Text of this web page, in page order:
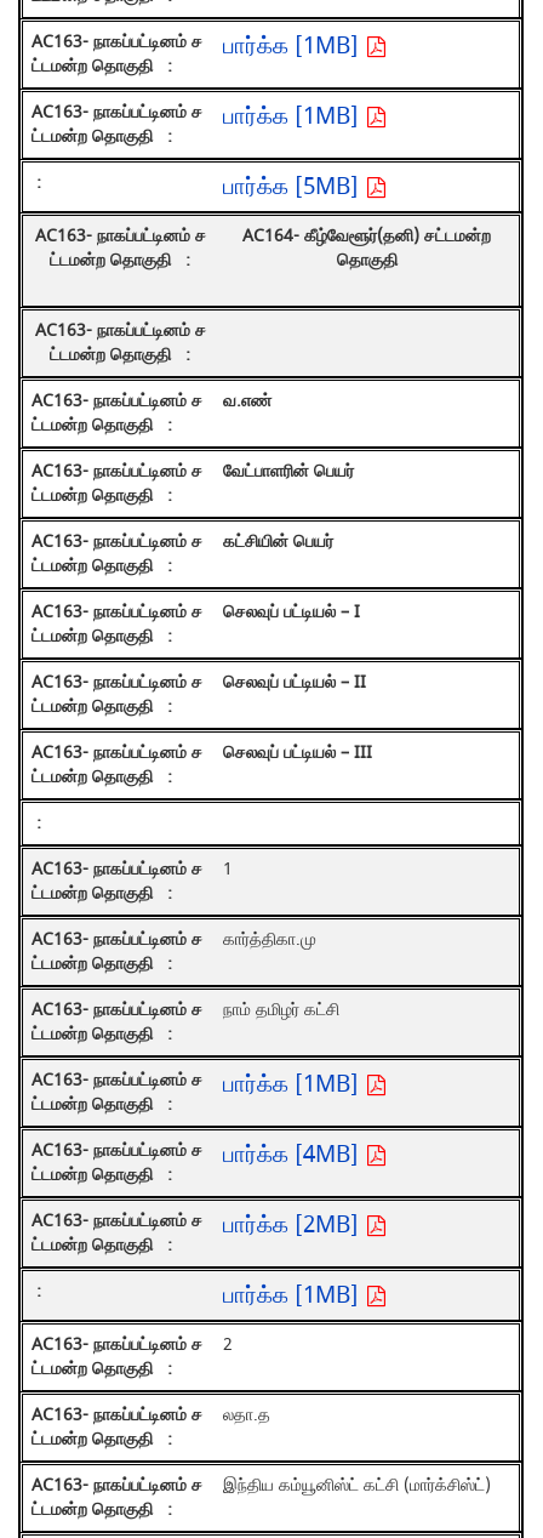
பார்க்க [1MB]
பார்க்க [1MB]
பார்க்க [5MB]
AC164- கீழ்வேளூர்(தனி) சட்டமன்ற
தொகுதி
வ.எண்
வேட்பாளரின் பெயர்
கட்சியின் பெயர்
செலவுப் பட்டியல் – I
செலவுப் பட்டியல் – II
செலவுப் பட்டியல் – III
1
கார்த்திகா.மு
நாம் தமிழர் கட்சி
பார்க்க [1MB]
பார்க்க [4MB]
பார்க்க [2MB]
பார்க்க [1MB]
2
லதா.த
இந்திய கம்யூனிஸ்ட் கட்சி (மார்க்சிஸ்ட்)